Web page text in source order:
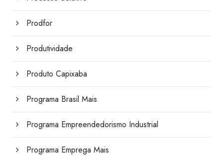
Prodfor
Produtividade
Produto Capixaba
Programa Brasil Mais
Programa Empreendedorismo Industrial
Programa Emprega Mais